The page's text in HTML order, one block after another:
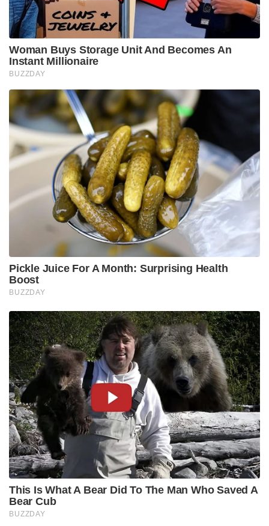
Woman Buys Storage Unit And Becomes An
Instant Millionaire
BUZZDAY
Pickle Juice For A Month: Surprising Health
Boost
BUZZDAY
This Is What A Bear Did To The Man Who Saved A
Bear Cub
BUZZDAY